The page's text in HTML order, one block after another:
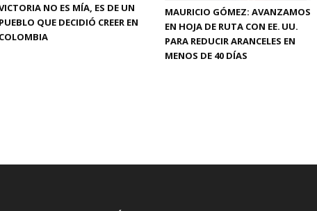
NO ES MÍA, ES DE UN
PUEBLO QUE DECIDIÓ CREER EN
COLOMBIA
MAURICIO GÓMEZ: AVANZAMOS
EN HOJA DE RUTA CON EE. UU.
PARA REDUCIR ARANCELES EN
MENOS DE 40 DÍAS